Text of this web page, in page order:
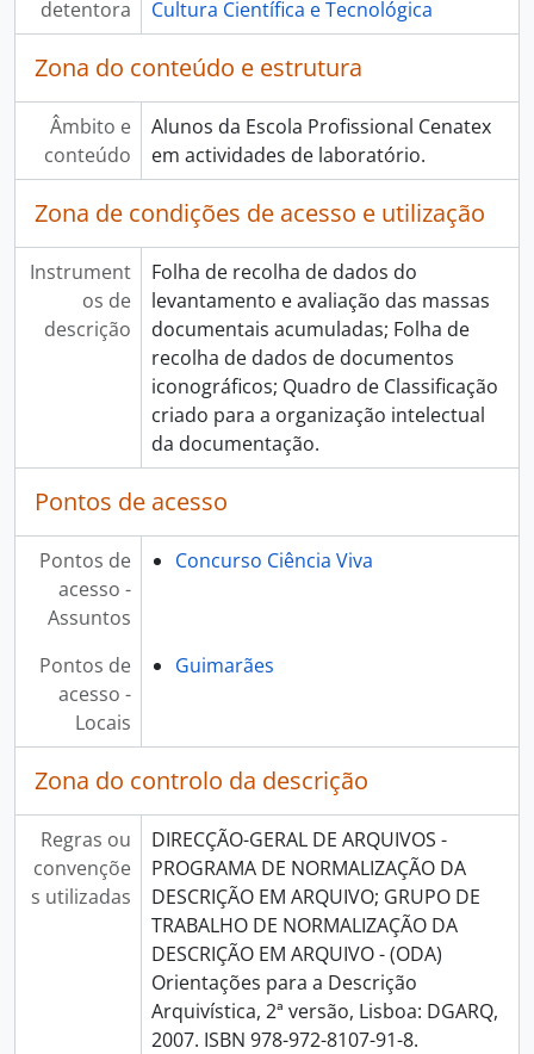
detentora Cultura Científica e Tecnológica
Zona do conteúdo e estrutura
Âmbito e
conteúdo
Alunos da Escola Profissional Cenatex
em actividades de laboratório.
Zona de condições de acesso e utilização
Instrument
os de
descrição
Folha de recolha de dados do
levantamento e avaliação das massas
documentais acumuladas; Folha de
recolha de dados de documentos
iconográficos; Quadro de Classificação
criado para a organização intelectual
da documentação.
Pontos de acesso
Pontos de
acesso -
Assuntos
Concurso Ciência Viva
Pontos de
acesso -
Locais
Guimarães
Zona do controlo da descrição
Regras ou
convençõe
s utilizadas
DIRECÇÃO-GERAL DE ARQUIVOS -
PROGRAMA DE NORMALIZAÇÃO DA
DESCRIÇÃO EM ARQUIVO; GRUPO DE
TRABALHO DE NORMALIZAÇÃO DA
DESCRIÇÃO EM ARQUIVO - (ODA)
Orientações para a Descrição
Arquivística, 2ª versão, Lisboa: DGARQ,
2007. ISBN 978-972-8107-91-8.